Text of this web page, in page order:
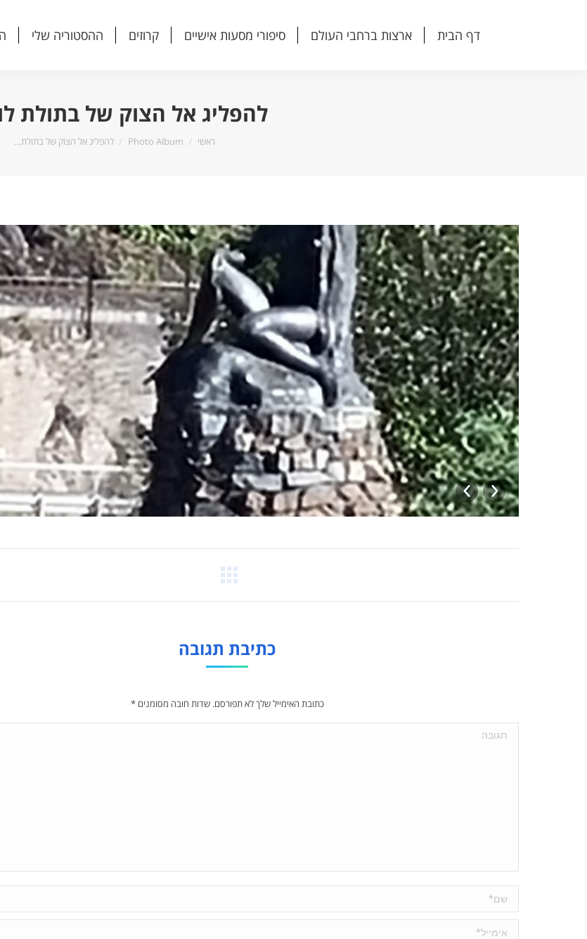
דף הבית ארצות ברחבי העולם סיפורי מסעות אישיים קרוזים ההסטוריה שלי
להפליג אל הצוק של בתולת
הנך נמצא כאן:
ראשי Photo Album להפליג אל הצוק של בתולת…
הכנת
קפה
אלכוהולי
שנועד
בזמנו
לאלמנות
הוורמאכט
navigation
כתיבת תגובה
כתובת האימייל שלך לא תפורסם. שדות חובה מסומנים*
תגובה
שם *
אימייל *